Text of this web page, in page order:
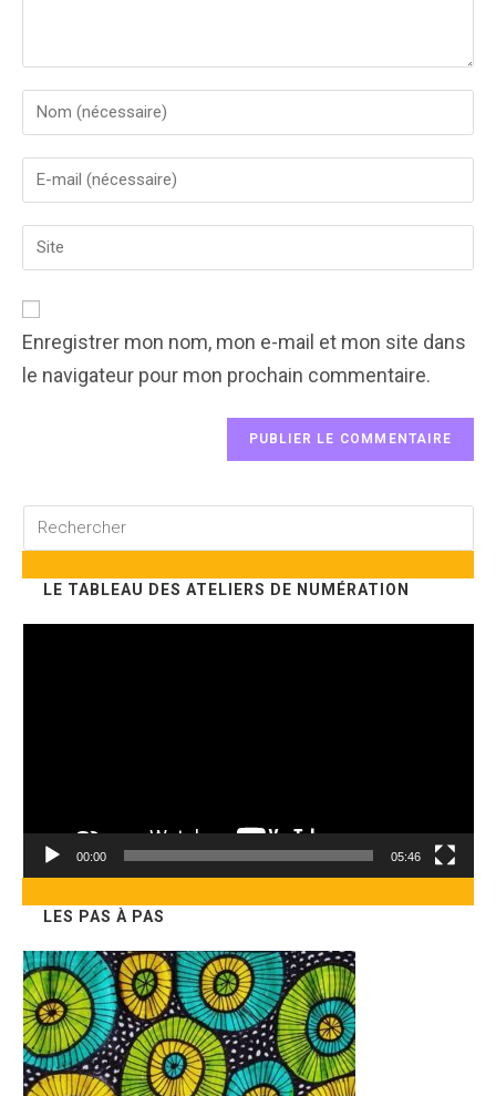
username
to
comment
address
to
(optional)
Enregistrer mon nom, mon e-mail et mon site dans
le navigateur pour mon prochain commentaire.
siteLE TABLEAU DES ATELIERS DE NUMÉRATION
00:00 05:46
LES PAS À PAS